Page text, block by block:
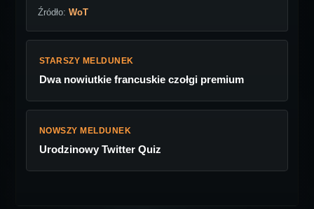
Źródło: WoT
STARSZY MELDUNEK
Dwa nowiutkie francuskie czołgi premium
NOWSZY MELDUNEK
Urodzinowy Twitter Quiz